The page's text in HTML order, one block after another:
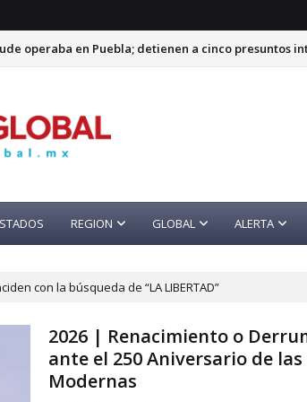
operaba en Puebla; detienen a cinco presuntos
REGION GLOBAL ALERTA
con la búsqueda de LA LIBERTAD
2026 | Renacimiento o
ante el 250 Aniversario de
Modernas